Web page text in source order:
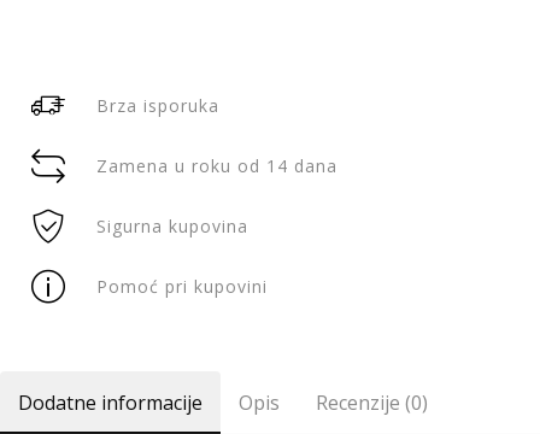
Brza isporuka
Zamena u roku od 14 dana
Sigurna kupovina
Pomoć pri kupovini
Dodatne informacije Opis Recenzije (0)